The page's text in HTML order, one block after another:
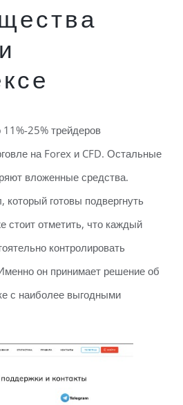
11%-25% трейдеров
на Forex и CFD. Остальные
вложенные средства.
который готовы подвергнуть
стоит отметить, что каждый
контролировать
он принимает решение об
с наиболее выгодными